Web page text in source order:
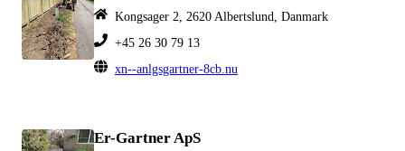
Kongsager 2, 2620 Albertslund, Danmark
+45 26 30 79 13
xn--anlgsgartner-8cb.nu
Er-Gartner ApS